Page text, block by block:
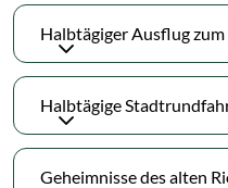
Halbtägiger Ausflug
Halbtägige
Geheimnisse des alten